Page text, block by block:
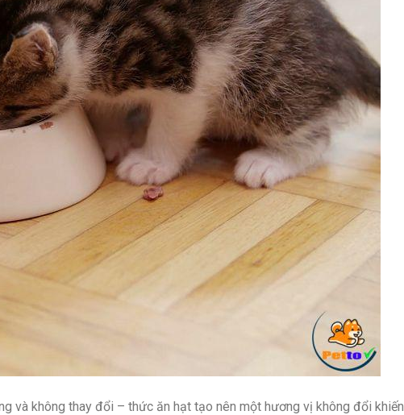
và không thay đổi – thức ăn hạt tạo nên một hương vị không đổi khiến